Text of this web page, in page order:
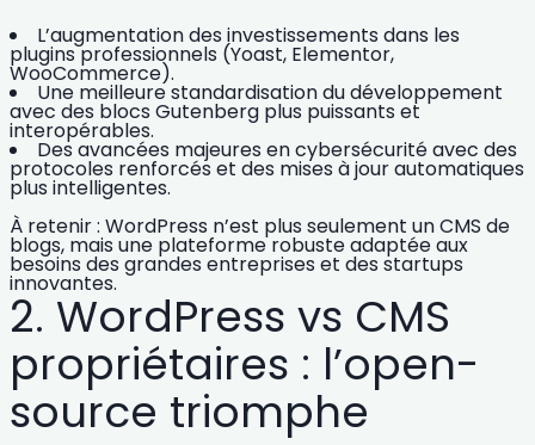
L’augmentation des investissements dans les
plugins professionnels (Yoast, Elementor,
WooCommerce).
Une meilleure standardisation du développement
avec des blocs Gutenberg plus puissants et
interopérables.
Des avancées majeures en cybersécurité avec des
protocoles renforcés et des mises à jour automatiques
plus intelligentes.
À retenir : WordPress n’est plus seulement un CMS de
blogs, mais une plateforme robuste adaptée aux
besoins des grandes entreprises et des startups
innovantes.
2. WordPress vs CMS
propriétaires : l’open-
source triomphe